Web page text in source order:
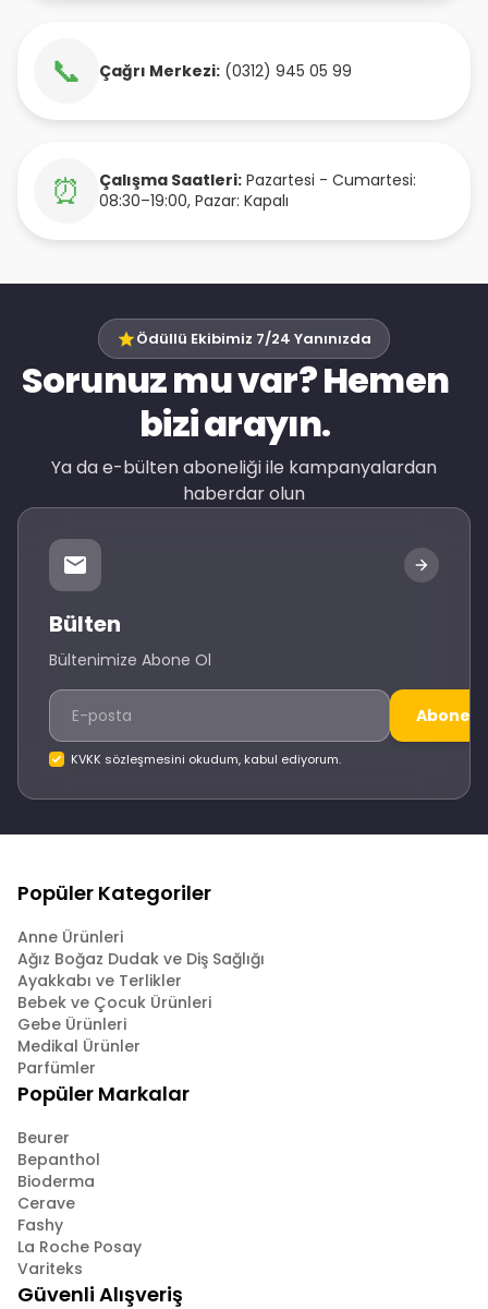
📞 Çağrı Merkezi: (0312) 945 05 99
⏰ Çalışma Saatleri: Pazartesi - Cumartesi:
08:30–19:00, Pazar: Kapalı
Ödüllü Ekibimiz 7/24 Yanınızda
Sorunuz mu var? Hemen
bizi arayın.
Ya da e-bülten aboneliği ile kampanyalardan
haberdar olun
Bülten
Bültenimize Abone Ol
Abone
KVKK sözleşmesini okudum, kabul ediyorum.
Popüler Kategoriler
Anne Ürünleri
Ağız Boğaz Dudak ve Diş Sağlığı
Ayakkabı ve Terlikler
Bebek ve Çocuk Ürünleri
Gebe Ürünleri
Medikal Ürünler
Parfümler
Popüler Markalar
Beurer
Bepanthol
Bioderma
Cerave
Fashy
La Roche Posay
Variteks
Güvenli Alışveriş